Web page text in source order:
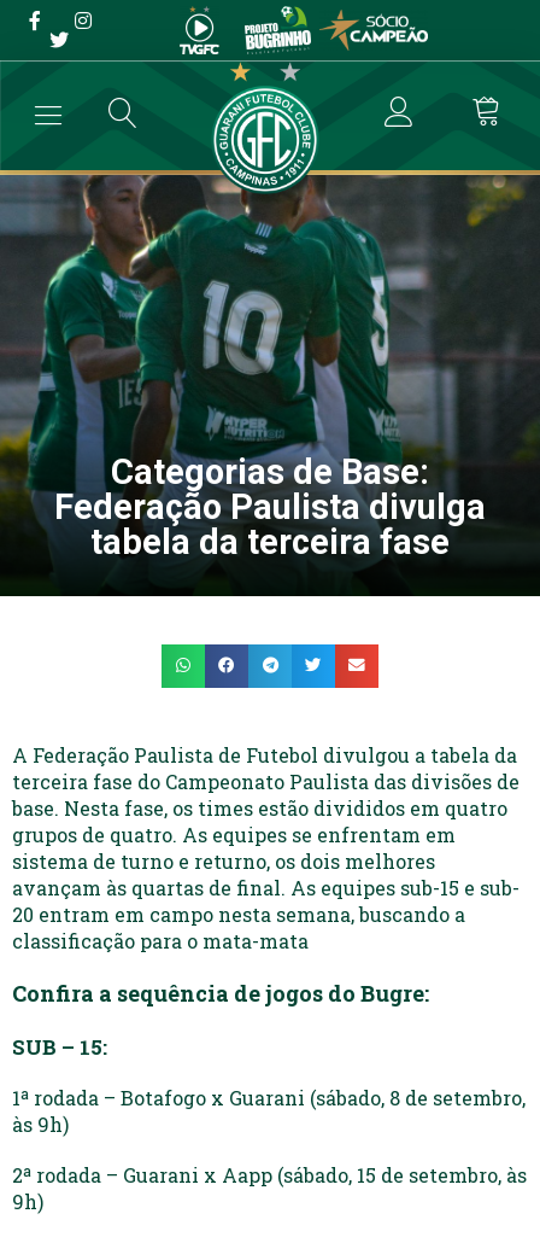
Categorias de Base:
Federação Paulista divulga
tabela da terceira fase
→ Categoria de Base Categorias de Base: Federação Paulista
Categorias de Base:
Federação Paulista divulga
tabela da terceira fase
A Federação Paulista de Futebol divulgou a tabela da
terceira fase do Campeonato Paulista das divisões de
base. Nesta fase, os times estão divididos em quatro
grupos de quatro. As equipes se enfrentam em
sistema de turno e returno, os dois melhores
avançam às quartas de final. As equipes sub-15 e sub-
20 entram em campo nesta semana, buscando a
classificação para o mata-mata
Confira a sequência de jogos do Bugre:
SUB – 15:
1ª rodada – Botafogo x Guarani (sábado, 8 de setembro,
às 9h)
2ª rodada – Guarani x Aapp (sábado, 15 de setembro, às
9h)